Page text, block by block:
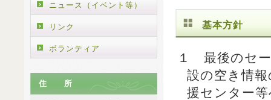
基本方針
１ 最後のセ
設の空き情
援センター
ニュース（イベント等）
リンク
ボランティア
住 所